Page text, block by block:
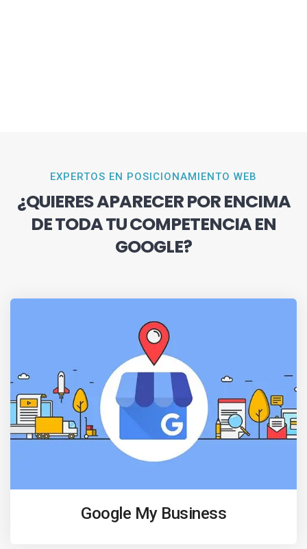
EXPERTOS EN POSICIONAMIENTO WEB
¿QUIERES APARECER POR ENCIMA
DE TODA TU COMPETENCIA EN
GOOGLE?
Google My Business